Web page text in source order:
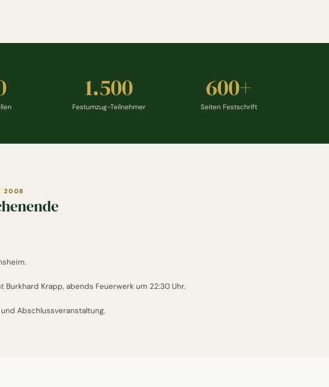
1.500
Festumzug-Teilnehmer
600+
Seiten Festschrift
2008
Krapp, abends Feuerwerk um 22:30 Uhr.
Abschlussveranstaltung.